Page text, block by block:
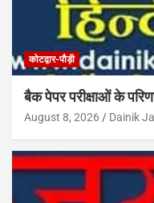
कोटद्वार-पौड़ी
बैक पेपर परीक्षाओं के
August 8, 2026 Dainik